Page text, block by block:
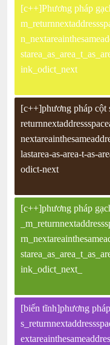
[c++]Phương pháp
ink_odict_next
[c++]phương pháp cột
lastarea-as-area-t-as-
odict-next
[c++]phương pháp
ink_odict_next_
[biến tĩnh]phương